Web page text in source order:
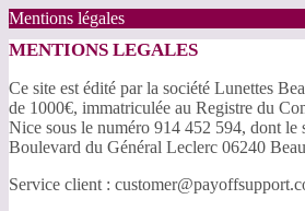
Mentions légales
MENTIONS LEGALES
Ce site est édité par la société Lunettes
de 1000€, immatriculée au Registre du
Nice sous le numéro 914 452 594, dont le
Boulevard du Général Leclerc 06240
Service client :